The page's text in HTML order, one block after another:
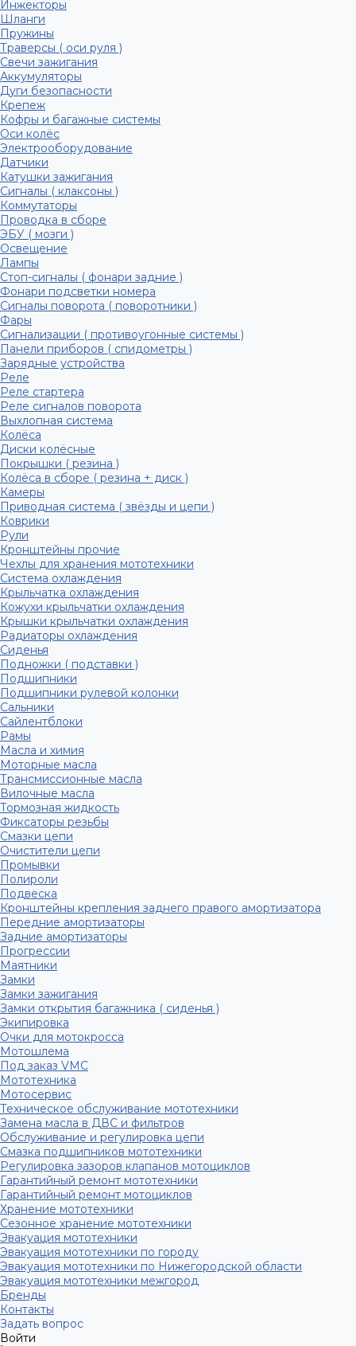
Инжекторы
Шланги
Пружины
Траверсы ( оси руля )
Свечи зажигания
Аккумуляторы
Дуги безопасности
Крепеж
Кофры и багажные системы
Оси колёс
Электрооборудование
Датчики
Катушки зажигания
Сигналы ( клаксоны )
Коммутаторы
Проводка в сборе
ЭБУ ( мозги )
Освещение
Лампы
Стоп-сигналы ( фонари задние )
Фонари подсветки номера
Сигналы поворота ( поворотники )
Фары
Сигнализации ( противоугонные системы )
Панели приборов ( спидометры )
Зарядные устройства
Реле
Реле стартера
Реле сигналов поворота
Выхлопная система
Колёса
Диски колёсные
Покрышки ( резина )
Колёса в сборе ( резина + диск )
Камеры
Приводная система ( звёзды и цепи )
Коврики
Рули
Кронштейны прочие
Чехлы для хранения мототехники
Система охлаждения
Крыльчатка охлаждения
Кожухи крыльчатки охлаждения
Крышки крыльчатки охлаждения
Радиаторы охлаждения
Сиденья
Подножки ( подставки )
Подшипники
Подшипники рулевой колонки
Сальники
Сайлентблоки
Рамы
Масла и химия
Моторные масла
Трансмиссионные масла
Вилочные масла
Тормозная жидкость
Фиксаторы резьбы
Смазки цепи
Очистители цепи
Промывки
Полироли
Подвеска
Кронштейны крепления заднего правого амортизатора
Передние амортизаторы
Задние амортизаторы
Прогрессии
Маятники
Замки
Замки зажигания
Замки открытия багажника ( сиденья )
Экипировка
Очки для мотокросса
Мотошлема
Под заказ VMC
Мототехника
Мотосервис
Техническое обслуживание мототехники
Замена масла в ДВС и фильтров
Обслуживание и регулировка цепи
Смазка подшипников мототехники
Регулировка зазоров клапанов мотоциклов
Гарантийный ремонт мототехники
Гарантийный ремонт мотоциклов
Хранение мототехники
Сезонное хранение мототехники
Эвакуация мототехники
Эвакуация мототехники по городу
Эвакуация мототехники по Нижегородской области
Эвакуация мототехники межгород
Бренды
Контакты
Задать вопрос
Войти